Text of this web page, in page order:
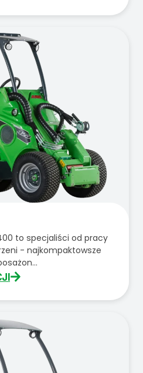
to specjaliści od pracy
- najkompaktowsze